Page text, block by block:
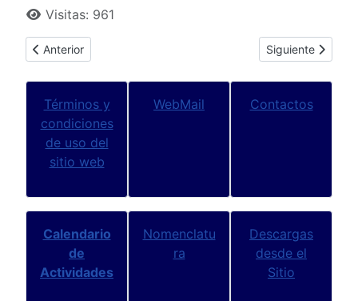
Visitas: 961
Artículo anterior: Documentación Llamado Auxiliar de Servicio
Anterior Artículo
Siguiente
Términos y
condiciones
de uso del
sitio web
WebMail Contactos
Calendario
de
Actividades
Nomenclatu
ra
Descargas
desde el
Sitio